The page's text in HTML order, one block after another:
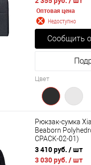
Оптовая цена
Недоступно
Сообщить
Цвет
Рюкзак-сумка
Beaborn
CPACK-02-01)
3 410 руб. / шт
3 030 руб. / шт